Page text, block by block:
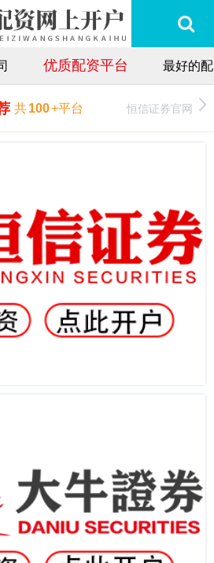
优质配资平台 最好的
共100+平台 恒信证券官网